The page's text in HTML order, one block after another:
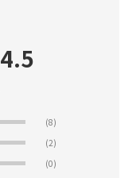
4.5
(8)
(2)
(0)